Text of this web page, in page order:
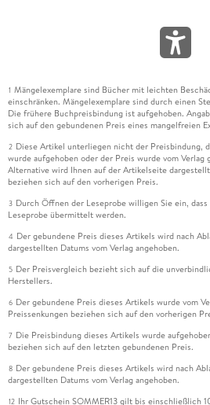
1 Mängelexemplare sind Bücher mit leichten
einschränken. Mängelexemplare sind durch einen
Die frühere Buchpreisbindung ist aufgehoben.
sich auf den gebundenen Preis eines mangelfreien
2 Diese Artikel unterliegen nicht der Preisbindung,
wurde aufgehoben oder der Preis wurde vom
Alternative wird Ihnen auf der Artikelseite
beziehen sich auf den vorherigen Preis.
3 Durch Öffnen der Leseprobe willigen Sie ein,
Leseprobe übermittelt werden.
4 Der gebundene Preis dieses Artikels wird nach
dargestellten Datums vom Verlag angehoben.
5 Der Preisvergleich bezieht sich auf die
Herstellers.
6 Der gebundene Preis dieses Artikels wurde vom
Preissenkungen beziehen sich auf den vorherigen
7 Die Preisbindung dieses Artikels wurde
beziehen sich auf den letzten gebundenen Preis.
8 Der gebundene Preis dieses Artikels wird nach
dargestellten Datums vom Verlag angehoben.
12 Ihr Gutschein SOMMER13 gilt bis einschließlich